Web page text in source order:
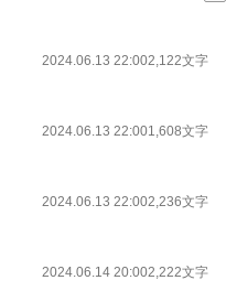
2024.06.13 22:002,122文字
2024.06.13 22:001,608文字
2024.06.13 22:002,236文字
2024.06.14 20:002,222文字